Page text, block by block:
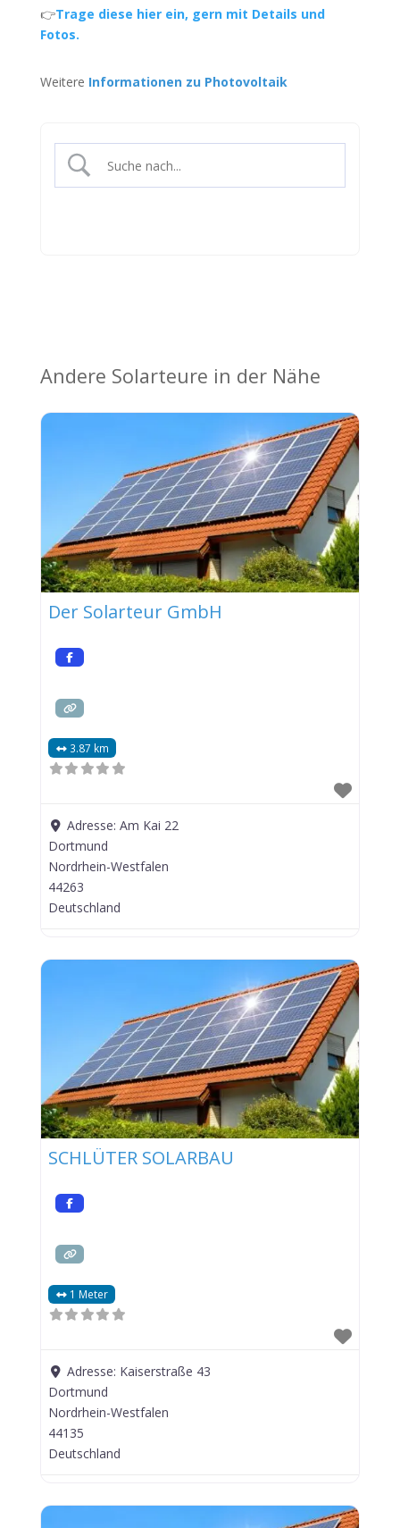
👉Trage diese hier ein, gern mit Details und
Fotos.
Weitere Informationen zu Photovoltaik
Andere Solarteure in der Nähe
Der Solarteur GmbH
3.87 km
Adresse:Am Kai 22
Dortmund
Nordrhein-Westfalen
44263
Deutschland
SCHLÜTER SOLARBAU
1 Meter
Adresse: Kaiserstraße 43
Dortmund
Nordrhein-Westfalen
44135
Deutschland